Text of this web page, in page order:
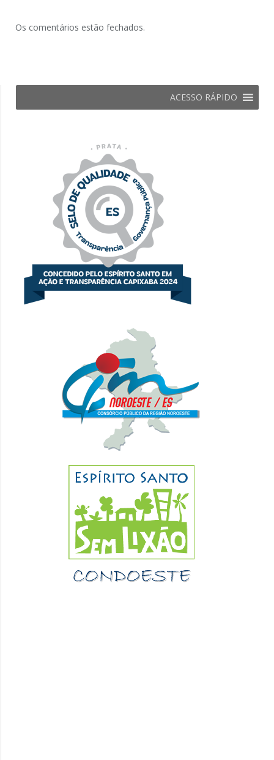
Os comentários estão fechados.
ACESSO RÁPIDO